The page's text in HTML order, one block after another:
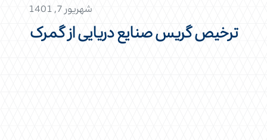
شهریور 7, 1401
ترخیص گریس صنایع دریایی از گمرک